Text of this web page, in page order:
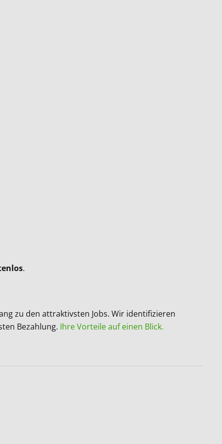
.
zu den attraktivsten Jobs. Wir identifizieren
Bezahlung. Ihre Vorteile auf einen Blick.